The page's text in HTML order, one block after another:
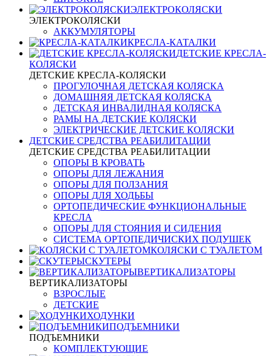
ЭЛЕКТРОКОЛЯСКИ
ЭЛЕКТРОКОЛЯСКИ
АККУМУЛЯТОРЫ
КРЕСЛА-КАТАЛКИ
ДЕТСКИЕ КРЕСЛА-
КОЛЯСКИ
ДЕТСКИЕ КРЕСЛА-КОЛЯСКИ
ПРОГУЛОЧНАЯ ДЕТСКАЯ КОЛЯСКА
ДОМАШНЯЯ ДЕТСКАЯ КОЛЯСКА
ДЕТСКАЯ ИНВАЛИДНАЯ КОЛЯСКА
РАМЫ НА ДЕТСКИЕ КОЛЯСКИ
ЭЛЕКТРИЧЕСКИЕ ДЕТСКИЕ КОЛЯСКИ
ДЕТСКИЕ СРЕДСТВА РЕАБИЛИТАЦИИ
ДЕТСКИЕ СРЕДСТВА РЕАБИЛИТАЦИИ
ОПОРЫ В КРОВАТЬ
ОПОРЫ ДЛЯ ЛЕЖАНИЯ
ОПОРЫ ДЛЯ ПОЛЗАНИЯ
ОПОРЫ ДЛЯ ХОДЬБЫ
ОРТОПЕДИЧЕСКИЕ ФУНКЦИОНАЛЬНЫЕ
КРЕСЛА
ОПОРЫ ДЛЯ СТОЯНИЯ И СИДЕНИЯ
СИСТЕМА ОРТОПЕДИЧИСКИХ ПОДУШЕК
КОЛЯСКИ С ТУАЛЕТОМ
СКУТЕРЫ
ВЕРТИКАЛИЗАТОРЫ
ВЕРТИКАЛИЗАТОРЫ
ВЗРОСЛЫЕ
ДЕТСКИЕ
ХОДУНКИ
ПОДЪЕМНИКИ
ПОДЪЕМНИКИ
КОМПЛЕКТУЮЩИЕ